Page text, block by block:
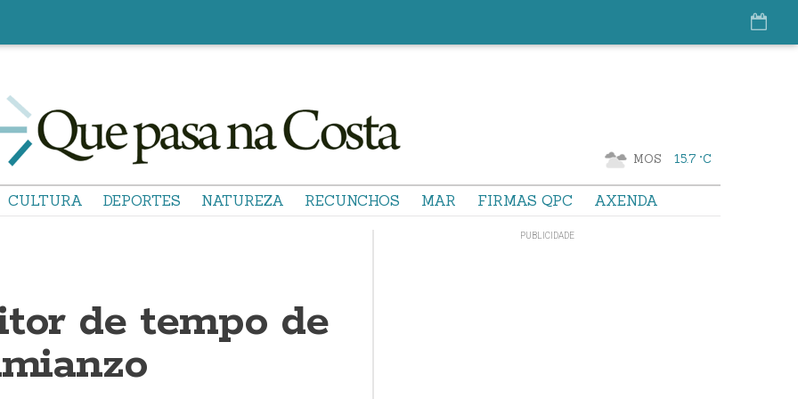
MOS 15.7 °C
CULTURA DEPORTES NATUREZA RECUNCHOS MAR FIRMAS QPC AXENDA
de tempo de